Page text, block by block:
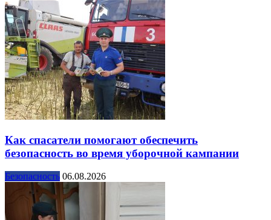
Как спасатели помогают обеспечить
безопасность во время уборочной кампании
Безопасность 06.08.2026